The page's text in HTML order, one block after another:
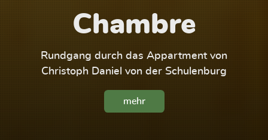
Chambre
Rundgang durch das Appartment von
Christoph Daniel von der Schulenburg
mehr